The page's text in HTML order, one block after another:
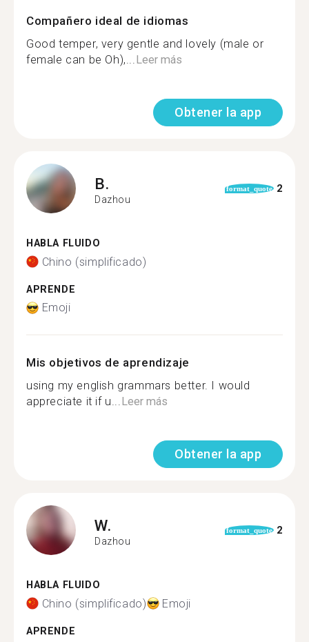
Compañero ideal de idiomas
Good temper, very gentle and lovely (male or
female can be Oh),...Leer más
Obtener la app
B.
Dazhou
format_quote 2
HABLA FLUIDO
Chino (simplificado)
APRENDE
Emoji
Mis objetivos de aprendizaje
using my english grammars better. I would
appreciate it if u...Leer más
Obtener la app
W.
Dazhou
format_quote 2
HABLA FLUIDO
Chino (simplificado) Emoji
APRENDE